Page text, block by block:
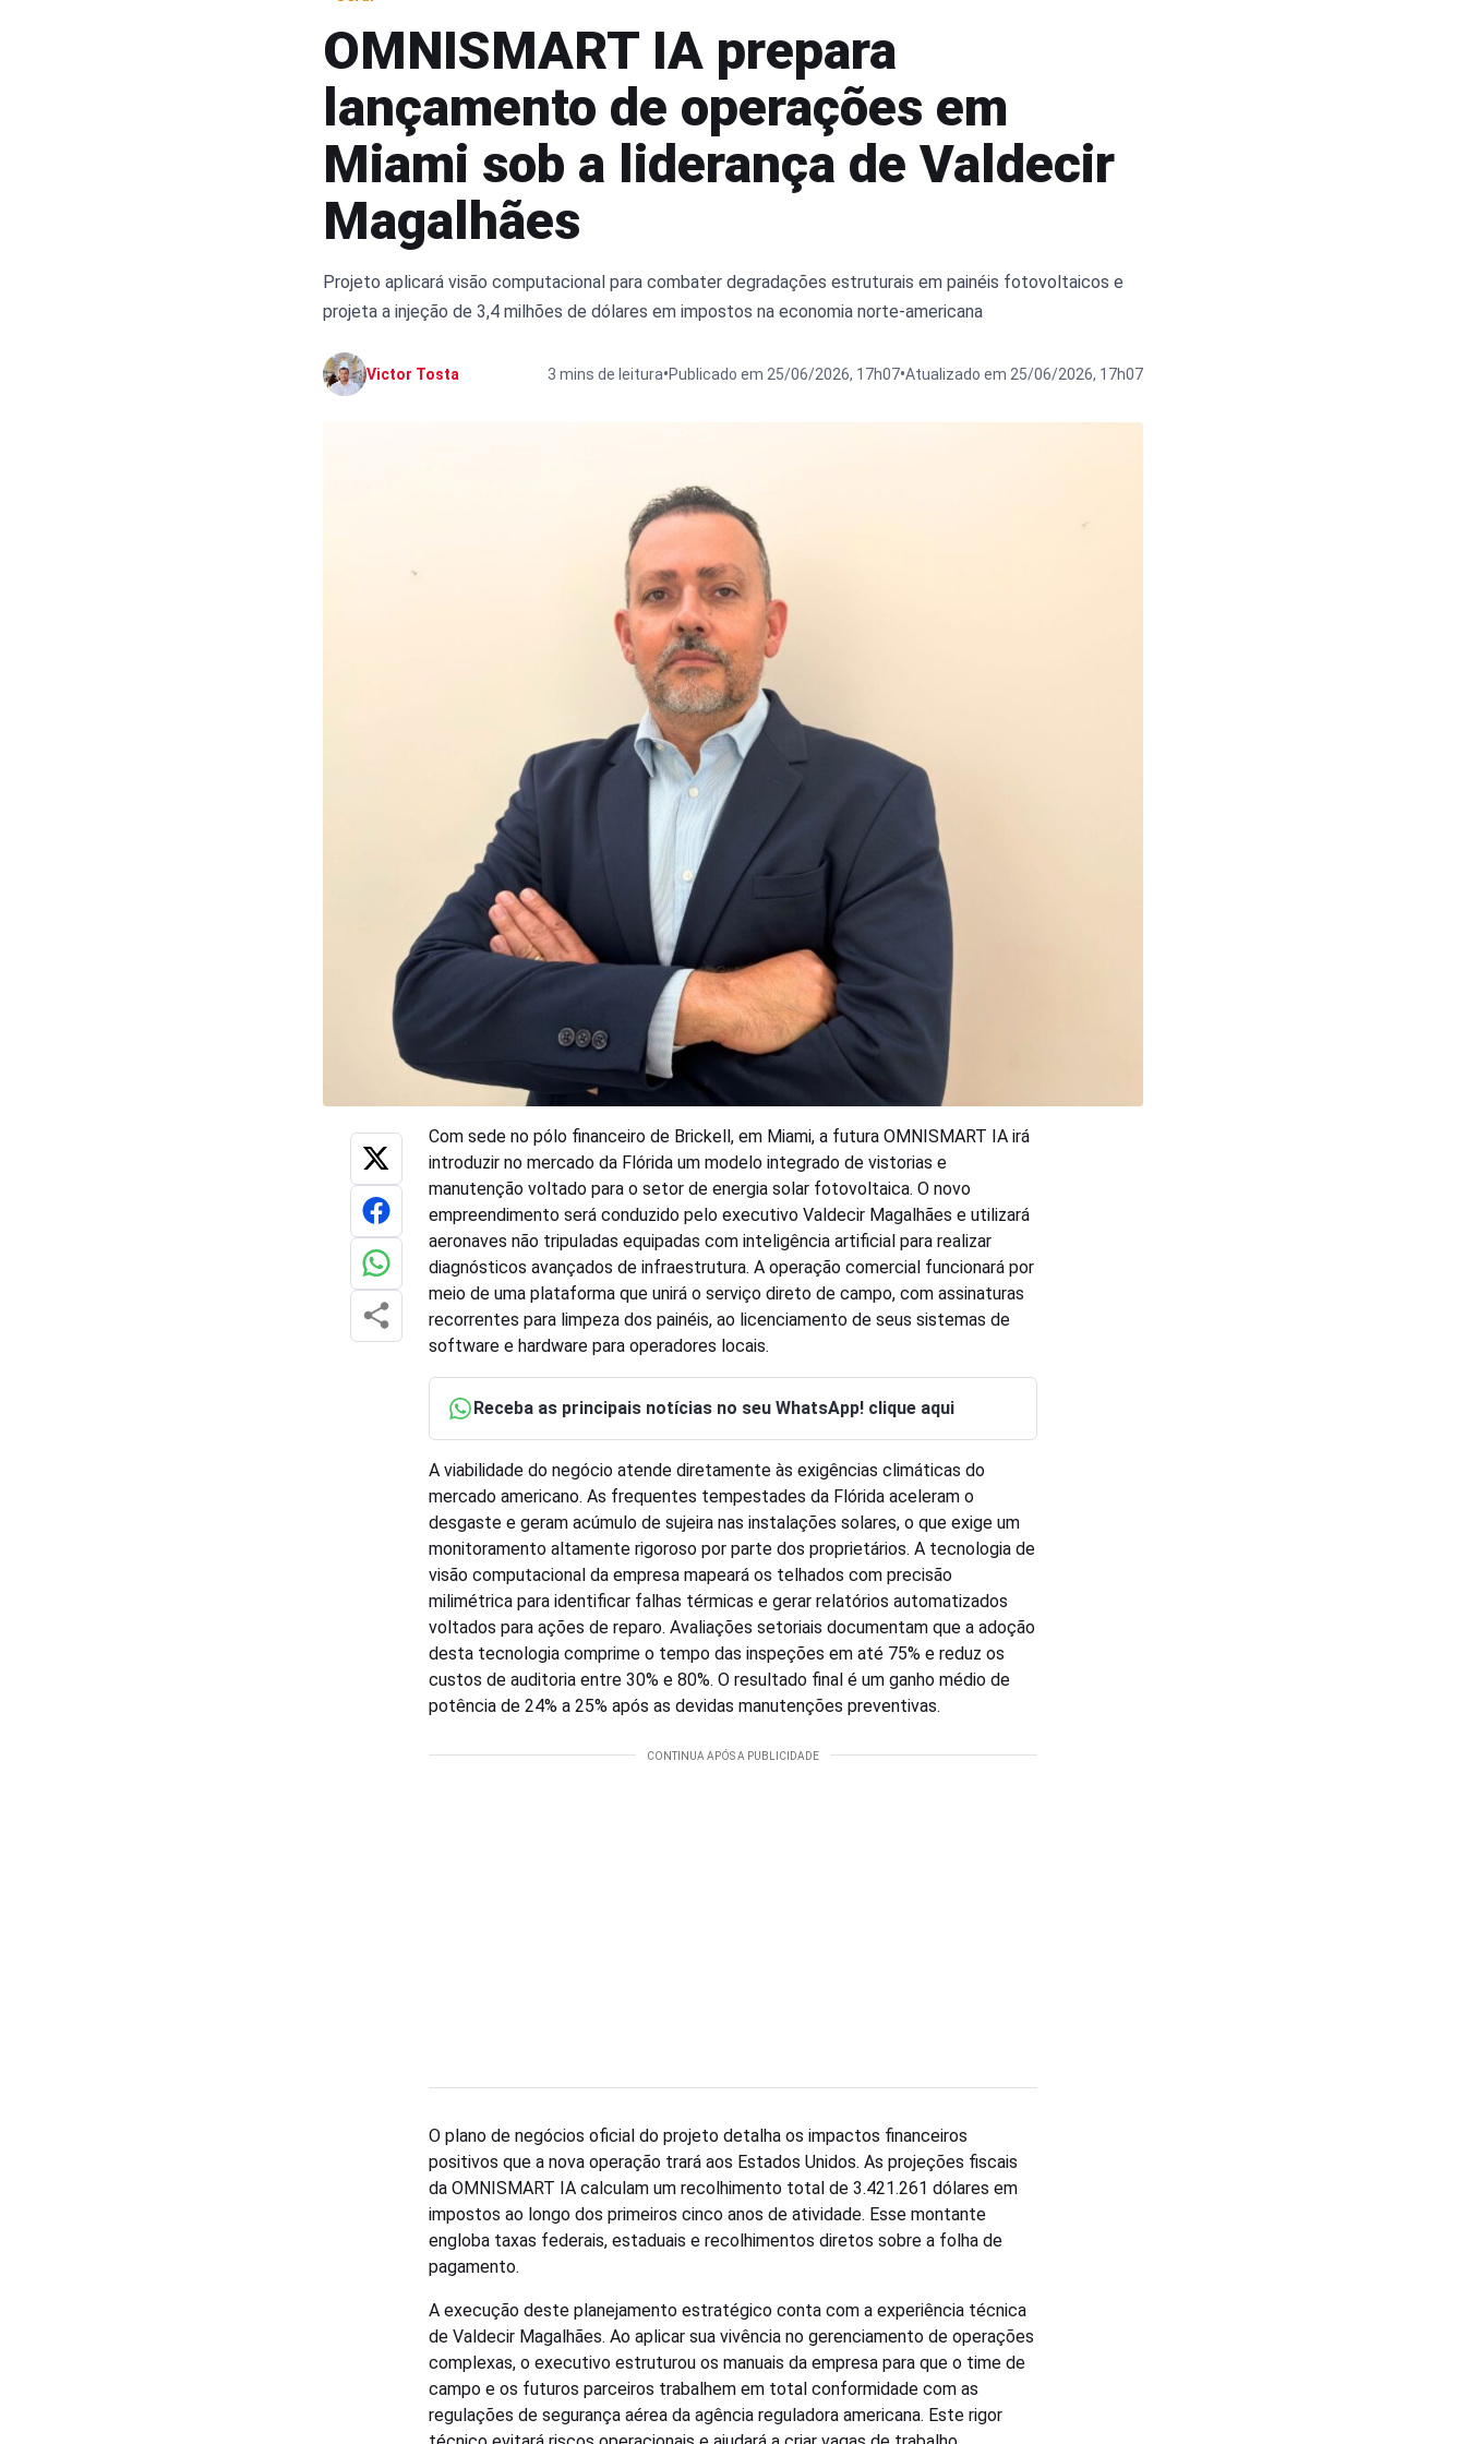
OMNISMART IA prepara
lançamento de operações em
Miami sob a liderança de Valdecir
Magalhães
Projeto aplicará visão computacional para combater degradações estruturais em painéis fotovoltaicos e
projeta a injeção de 3,4 milhões de dólares em impostos na economia norte-americana
Victor Tosta 3 mins de leitura•Publicado em 25/06/2026, 17h07•Atualizado em 25/06/2026, 17h07
Com sede no pólo financeiro de Brickell, em Miami, a futura OMNISMART IA irá
introduzir no mercado da Flórida um modelo integrado de vistorias e
manutenção voltado para o setor de energia solar fotovoltaica. O novo
empreendimento será conduzido pelo executivo Valdecir Magalhães e utilizará
aeronaves não tripuladas equipadas com inteligência artificial para realizar
diagnósticos avançados de infraestrutura. A operação comercial funcionará por
meio de uma plataforma que unirá o serviço direto de campo, com assinaturas
recorrentes para limpeza dos painéis, ao licenciamento de seus sistemas de
software e hardware para operadores locais.
Receba as principais notícias no seu WhatsApp! clique aqui
A viabilidade do negócio atende diretamente às exigências climáticas do
mercado americano. As frequentes tempestades da Flórida aceleram o
desgaste e geram acúmulo de sujeira nas instalações solares, o que exige um
monitoramento altamente rigoroso por parte dos proprietários. A tecnologia de
visão computacional da empresa mapeará os telhados com precisão
milimétrica para identificar falhas térmicas e gerar relatórios automatizados
voltados para ações de reparo. Avaliações setoriais documentam que a adoção
desta tecnologia comprime o tempo das inspeções em até 75% e reduz os
custos de auditoria entre 30% e 80%. O resultado final é um ganho médio de
potência de 24% a 25% após as devidas manutenções preventivas.
O plano de negócios oficial do projeto detalha os impactos financeiros
positivos que a nova operação trará aos Estados Unidos. As projeções fiscais
da OMNISMART IA calculam um recolhimento total de 3.421.261 dólares em
impostos ao longo dos primeiros cinco anos de atividade. Esse montante
engloba taxas federais, estaduais e recolhimentos diretos sobre a folha de
pagamento.
A execução deste planejamento estratégico conta com a experiência técnica
de Valdecir Magalhães. Ao aplicar sua vivência no gerenciamento de operações
complexas, o executivo estruturou os manuais da empresa para que o time de
campo e os futuros parceiros trabalhem em total conformidade com as
regulações de segurança aérea da agência reguladora americana. Este rigor